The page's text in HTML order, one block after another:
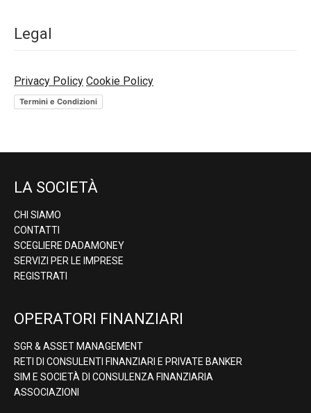
Legal
Privacy Policy Cookie Policy
Termini e Condizioni
LA SOCIETÀ
CHI SIAMO
CONTATTI
SCEGLIERE DADAMONEY
SERVIZI PER LE IMPRESE
REGISTRATI
OPERATORI FINANZIARI
SGR & ASSET MANAGEMENT
RETI DI CONSULENTI FINANZIARI E PRIVATE BANKER
SIM E SOCIETÀ DI CONSULENZA FINANZIARIA
ASSOCIAZIONI